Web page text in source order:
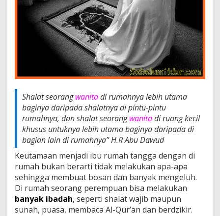
Shalat seorangwanitadi rumahnya lebih utama
baginya daripada shalatnya di pintu-pintu
rumahnya, dan shalat seorangwanitadi ruang kecil
khusus untuknya lebih utama baginya daripada di
bagian lain di rumahnya” H.R Abu Dawud
Keutamaan menjadi ibu rumah tangga dengan di
rumah bukan berarti tidak melakukan apa-apa
sehingga membuat bosan dan banyak mengeluh.
Di rumah seorang perempuan bisa melakukan
banyak ibadah, seperti shalat wajib maupun
sunah, puasa, membaca Al-Qur’an dan berdzikir.